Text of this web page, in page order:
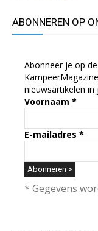
ABONNEREN OP
Abonneer je op
nieuwsartikelen in
Voornaam *
E-mailadres *
* Gegevens